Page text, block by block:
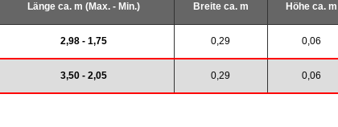
Länge ca. m (Max. - Min.) Breite ca. m Höhe ca. m
2,98 - 1,75 0,29 0,06
3,50 - 2,05 0,29 0,06